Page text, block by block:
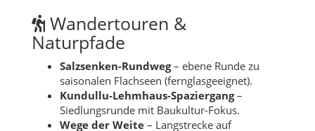
Wandertouren &
Naturpfade
Salzsenken-Rundweg– ebene Runde zu
saisonalen Flachseen (fernglasgeeignet).
Kundullu-Lehmhaus-Spaziergang–
Siedlungsrunde mit Baukultur-Fokus.
Wege der Weite – Langstrecke auf